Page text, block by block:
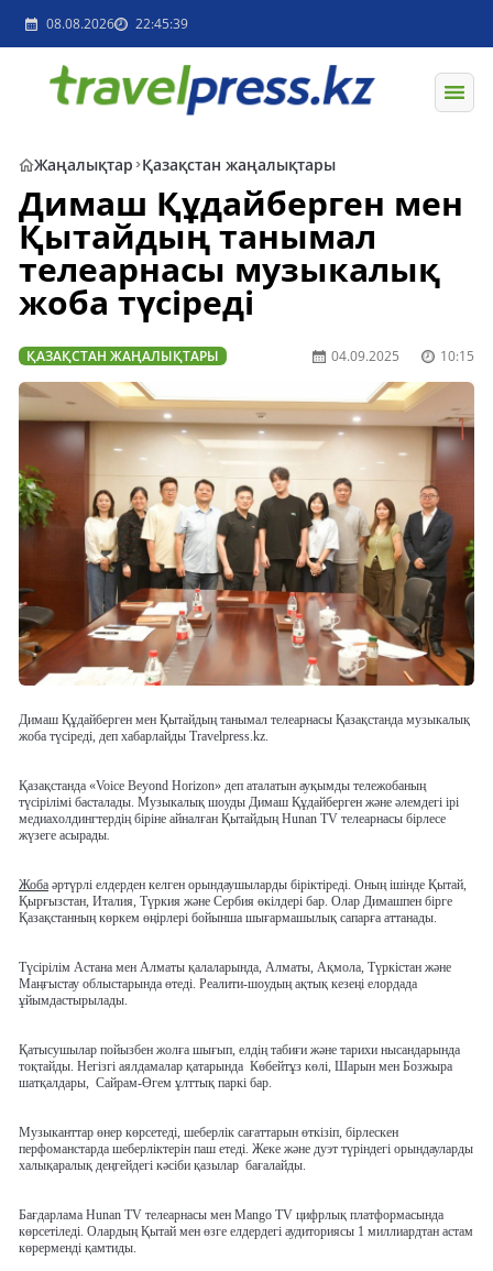
08.08.2026 22:45:39
Жаңалықтар Қазақстан жаңалықтары
Димаш Құдайберген мен
Қытайдың танымал
телеарнасы музыкалық
жоба түсіреді
ҚАЗАҚСТАН ЖАҢАЛЫҚТАРЫ 04.09.2025 10:15
Димаш Құдайберген мен Қытайдың танымал телеарнасы Қазақстанда музыкалық
жоба түсіреді, деп хабарлайды Travelpress.kz.
Қазақстанда «Voice Beyond Horizon» деп аталатын ауқымды тележобаның
түсірілімі басталады. Музыкалық шоуды Димаш Құдайберген және әлемдегі ірі
медиахолдингтердің біріне айналған Қытайдың Hunan TV телеарнасы бірлесе
жүзеге асырады.
Жоба әртүрлі елдерден келген орындаушыларды біріктіреді. Оның ішінде Қытай,
Қырғызстан, Италия, Түркия және Сербия өкілдері бар. Олар Димашпен бірге
Қазақстанның көркем өңірлері бойынша шығармашылық сапарға аттанады.
Түсірілім Астана мен Алматы қалаларында, Алматы, Ақмола, Түркістан және
Маңғыстау облыстарында өтеді. Реалити-шоудың ақтық кезеңі елордада
ұйымдастырылады.
Қатысушылар пойызбен жолға шығып, елдің табиғи және тарихи нысандарында
тоқтайды. Негізгі аялдамалар қатарында Көбейтұз көлі, Шарын мен Бозжыра
шатқалдары, Сайрам-Өгем ұлттық паркі бар.
Музыканттар өнер көрсетеді, шеберлік сағаттарын өткізіп, бірлескен
перфоманстарда шеберліктерін паш етеді. Жеке және дуэт түріндегі орындауларды
халықаралық деңгейдегі кәсіби қазылар бағалайды.
Бағдарлама Hunan TV телеарнасы мен Mango TV цифрлық платформасында
көрсетіледі. Олардың Қытай мен өзге елдердегі аудиториясы 1 миллиардтан астам
көрерменді қамтиды.